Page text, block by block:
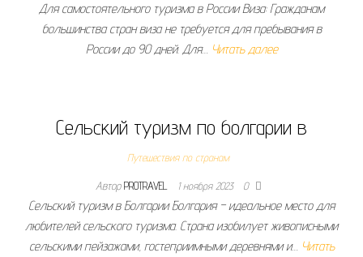
Для самостоятельного туризма в России Виза: Гражданам
большинства стран виза не требуется для пребывания в
России до 90 дней. Для… Читать далее
Сельский туризм по болгарии в
Путешествия по странам
АвторPROTRAVEL 1 ноября 2023 0
Сельский туризм в Болгарии Болгария – идеальное место для
любителей сельского туризма. Страна изобилует живописными
сельскими пейзажами, гостеприимными деревнями и… Читать